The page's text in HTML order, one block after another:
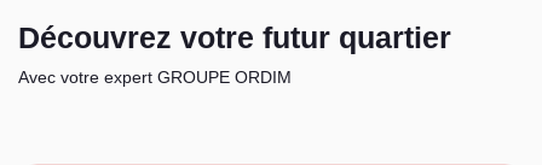
Découvrez votre futur quartier
Avec votre expert GROUPE ORDIM